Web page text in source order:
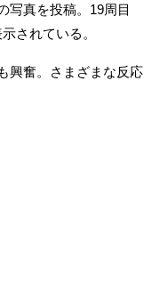
写真を投稿。19周目
されている。
興奮。さまざまな反応